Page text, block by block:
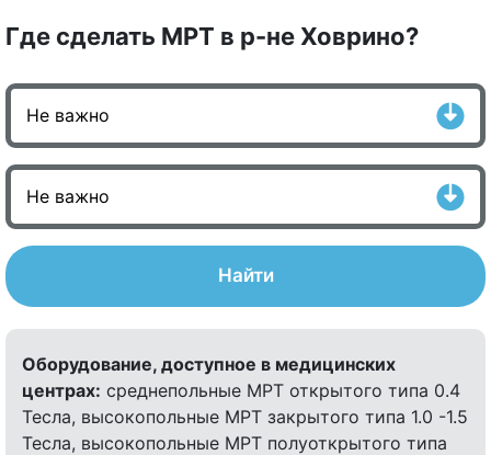
Где сделать МРТ в р-не Ховрино?
Найти
Оборудование, доступное в медицинских
центрах: среднепольные МРТ открытого типа 0.4
Тесла, высокопольные МРТ закрытого типа 1.0 -1.5
Тесла, высокопольные МРТ полуоткрытого типа